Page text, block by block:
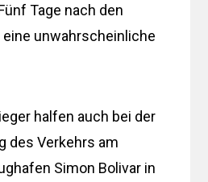
Tage nach den
unwahrscheinliche
halfen auch bei der
des Verkehrs am
Simon Bolivar in